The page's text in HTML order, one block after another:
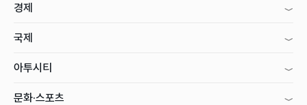
경제
국제
아투시티
문화·스포츠